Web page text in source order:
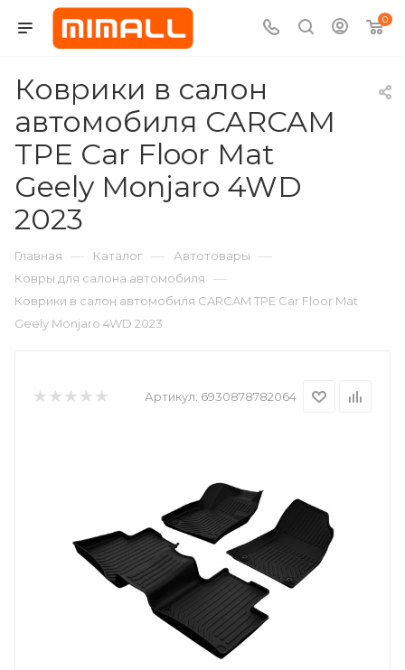
0
Коврики в салон
автомобиля CARCAM
TPE Car Floor Mat
Geely Monjaro 4WD
2023
Главная — Каталог — Автотовары —
Ковры для салона автомобиля —
Коврики в салон автомобиля CARCAM TPE Car Floor Mat
Geely Monjaro 4WD 2023
Артикул: 6930878782064